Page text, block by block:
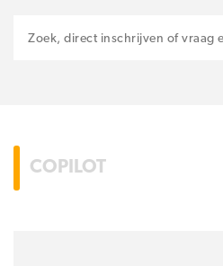
COPILOT